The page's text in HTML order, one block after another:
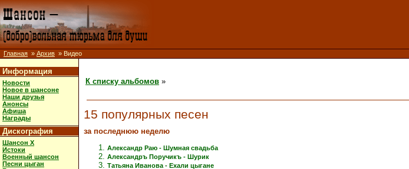
Главная » Архив » Видео
Информация
Новости
Новое в шансоне
Наши друзья
Анонсы
Афиша
Награды
Дискография
Шансон X
Истоки
Военный шансон
Песни цыган
К списку альбомов »
15 популярных песен
за последнюю неделю
Александр Раю - Шумная свадьба
Александръ Поручикъ - Шурик
Татьяна Иванова - Ехали цыгане